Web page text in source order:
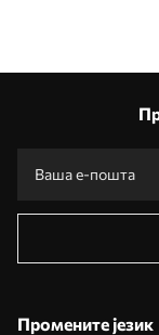
Промените језик